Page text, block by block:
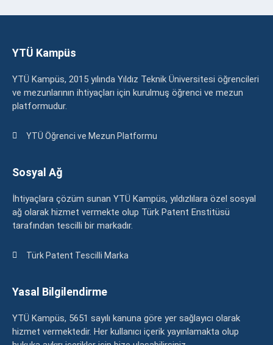
YTÜ Kampüs
YTÜ Kampüs, 2015 yılında Yıldız Teknik Üniversitesi öğrencileri
ve mezunlarının ihtiyaçları için kurulmuş öğrenci ve mezun
platformudur.
YTÜ Öğrenci ve Mezun Platformu
Sosyal Ağ
İhtiyaçlara çözüm sunan YTÜ Kampüs, yıldızlılara özel sosyal
ağ olarak hizmet vermekte olup Türk Patent Enstitüsü
tarafından tescilli bir markadır.
Türk Patent Tescilli Marka
Yasal Bilgilendirme
YTÜ Kampüs, 5651 sayılı kanuna göre yer sağlayıcı olarak
hizmet vermektedir. Her kullanıcı içerik yayınlamakta olup